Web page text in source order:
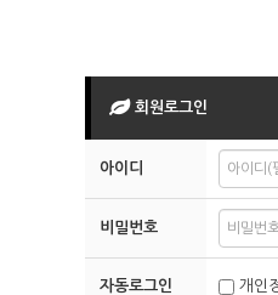
회원로그인
아이디
비밀번호
자동로그인 개인